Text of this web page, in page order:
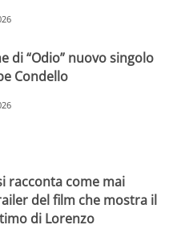
di “Odio” nuovo singolo
Condello
racconta come mai
del film che mostra il
di Lorenzo